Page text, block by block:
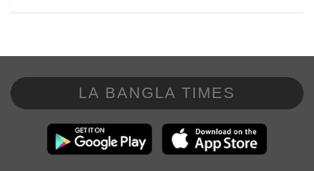
LA BANGLA TIMES